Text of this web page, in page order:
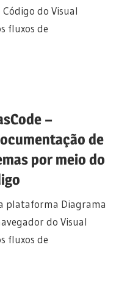
do Visual
fluxos de
–
de
por meio do
plataforma Diagrama
do Visual
fluxos de